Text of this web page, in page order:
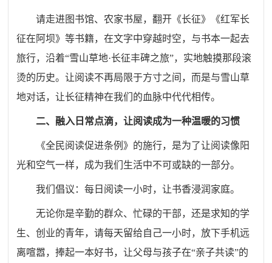
请走进图书馆、农家书屋，翻开 《长征》
《红军长
征在阿坝》等书籍，在文字中穿越时空，与书本一起去
旅行，沿着“雪山草地·长征丰碑之旅”，实地触摸那段滚
烫的历史。让阅读不再局限于方寸之间，而是与雪山草
地对话，让长征精神在我们的血脉中代代相传。
二、融入日常点滴，让阅读成为一种温暖的习惯
《全民阅读促进条例》的施行，是为了让阅读像阳
光和空气一样，成为我们生活中不可或缺的一部分。
我们倡议：每日阅读一小时，让书香浸润家庭。
无论你是辛勤的群众、忙碌的干部，还是求知的学
生、创业的青年，请每天留给自己一小时，放下手机远
离喧嚣，捧起一本好书，让父母与孩子在“亲子共读”的